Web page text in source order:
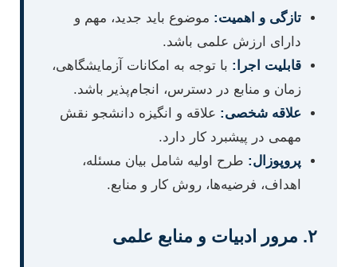
تازگی و اهمیت:موضوع باید جدید، مهم و
دارای ارزش علمی باشد.
قابلیت اجرا:با توجه به امکانات آزمایشگاهی،
زمان و منابع در دسترس، انجام‌پذیر باشد.
علاقه شخصی:علاقه و انگیزه دانشجو نقش
مهمی در پیشبرد کار دارد.
پروپوزال:طرح اولیه شامل بیان مسئله،
اهداف، فرضیه‌ها، روش کار و منابع.
۲. مرور ادبیات و منابع علمی